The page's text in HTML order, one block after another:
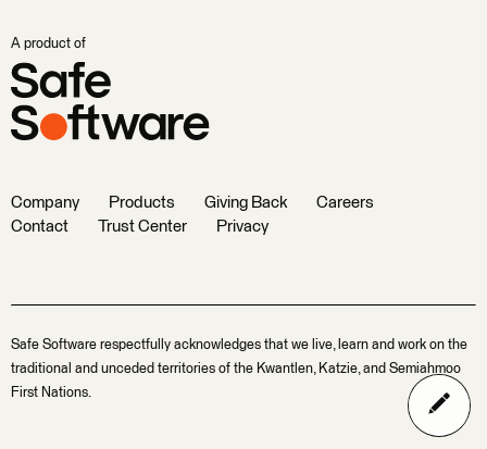
A product of
Company Products Giving Back
Careers
Contact
Trust Center Privacy
Safe Software respectfully acknowledges that we live, learn and work on the
traditional and unceded territories of the Kwantlen, Katzie, and Semiahmoo
First Nations.